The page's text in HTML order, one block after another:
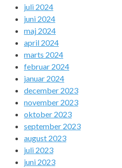
juli 2024
juni 2024
maj 2024
april 2024
marts 2024
februar 2024
januar 2024
december 2023
november 2023
oktober 2023
september 2023
august 2023
juli 2023
juni 2023